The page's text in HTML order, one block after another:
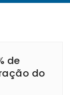
de
do